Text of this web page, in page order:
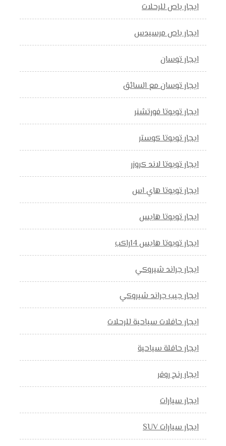
ايجار باص للرحلات
ايجار باص مرسيدس
ايجار توسان
ايجار توسان مع السائق
ايجار تويوتا فورتشنر
ايجار تويوتا كوستر
ايجار تويوتا لاند كروزر
ايجار تويوتا هاي اس
ايجار تويوتا هايس
ايجار تويوتا هايس 14راكب
ايجار جراند شيروكي
ايجار جيب جراند شيروكي
ايجار حافلات سياحية للرحلات
ايجار حافلة سياحية
ايجار رنج روفر
ايجار سيارات
ايجار سيارات SUV